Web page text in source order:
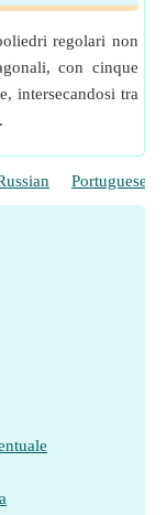
regolari non
con cinque
intersecandosi tra
Portuguese